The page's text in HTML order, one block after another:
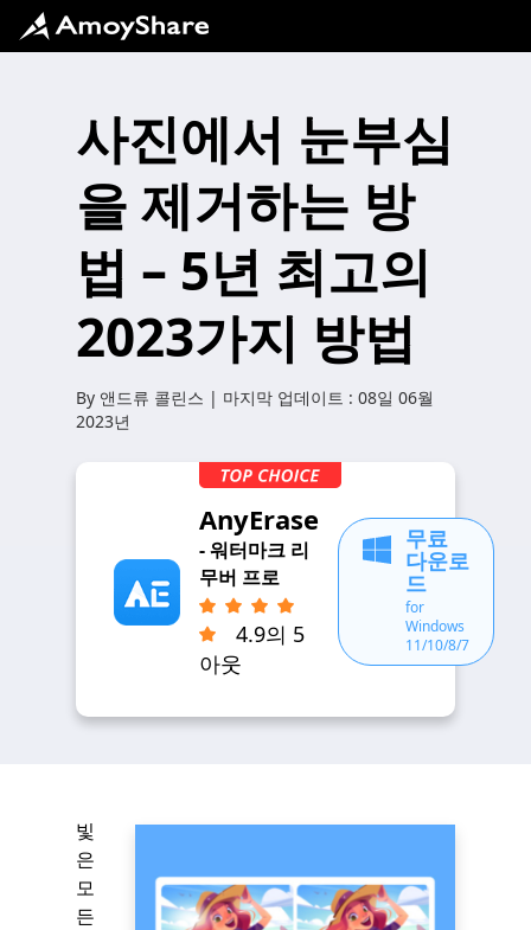
사진에서 눈부심
을 제거하는 방
법 – 5년 최고의
2023가지 방법
By 앤드류 콜린스 | 마지막 업데이트 : 08일 06월
2023년
AnyErase
- 워터마크 리
무버 프로
4.9의 5
아웃
무료
다운로
드
for
Windows
11/10/8/7
빛
은
모
든